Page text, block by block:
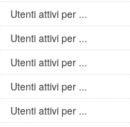
Utenti attivi per ...
Utenti attivi per ...
Utenti attivi per ...
Utenti attivi per ...
Utenti attivi per ...